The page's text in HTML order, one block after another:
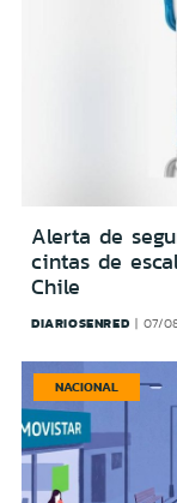
Alerta de
cintas de
Chile
DIARIOSENRED 07/
NACIONAL